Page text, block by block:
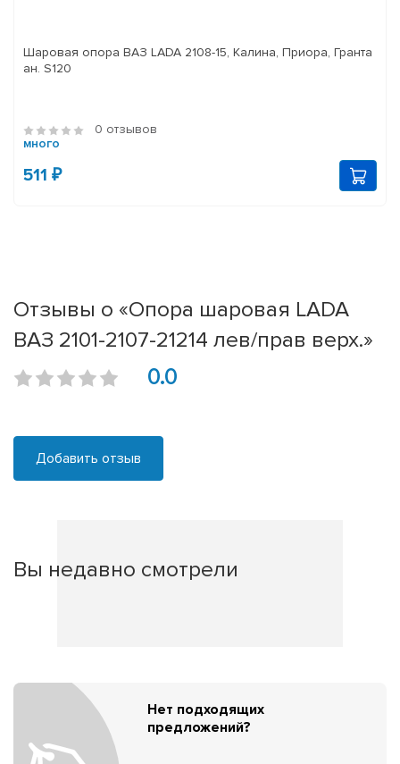
Шаровая опора ВАЗ LADA 2108-15, Калина, Приора, Гранта
ан. S120
0 отзывов
много
511 ₽
Отзывы о «Опора шаровая LADA
ВАЗ 2101-2107-21214 лев/прав верх.»
0.0
Добавить отзыв
Вы недавно смотрели
Нет подходящих
предложений?